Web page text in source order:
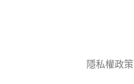
隱私權政策